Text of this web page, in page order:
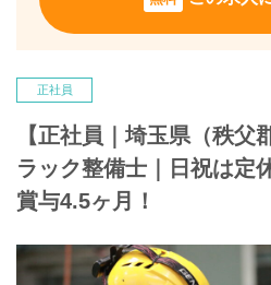
正社員
【正社員｜埼玉県（秩父
ラック整備士｜日祝は定
賞与4.5ヶ月！